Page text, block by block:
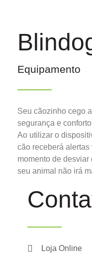
Equipamento
Seu cãozinho cego
segurança e
Ao utilizar o
cão receberá
momento de
seu animal não irá
Loja Online